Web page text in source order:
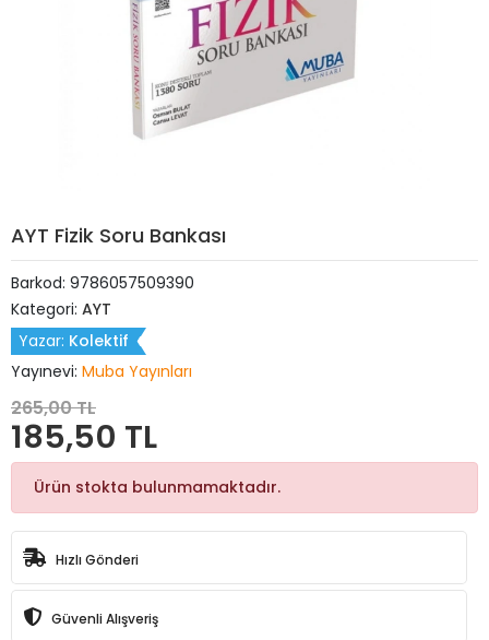
AYT Fizik Soru Bankası
Barkod: 9786057509390
Kategori: AYT
Yazar: Kolektif
Yayınevi: Muba Yayınları
265,00 TL
185,50 TL
Ürün stokta bulunmamaktadır.
Hızlı Gönderi
Güvenli Alışveriş